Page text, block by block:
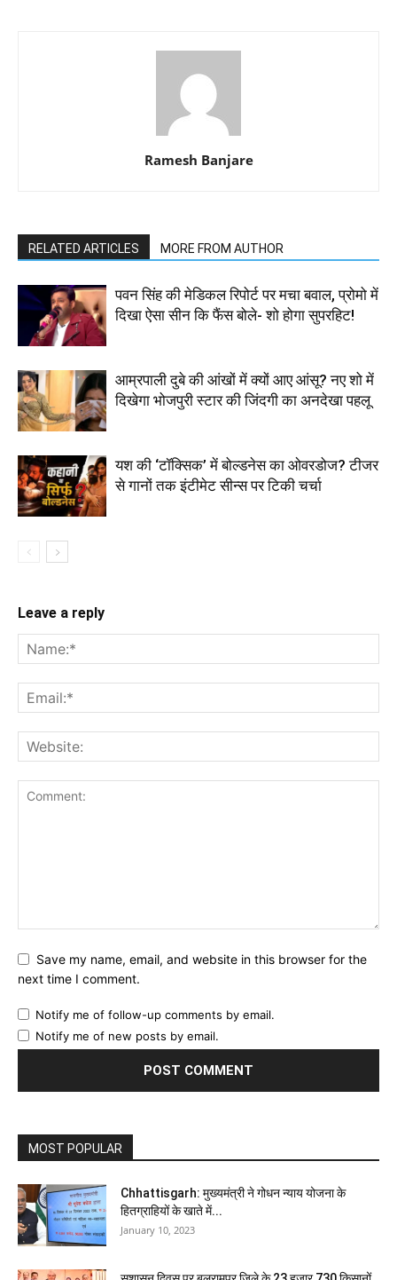
Ramesh Banjare
RELATED ARTICLES MORE FROM AUTHOR
पवन सिंह की मेडिकल रिपोर्ट पर मचा बवाल, प्रोमो में
दिखा ऐसा सीन कि फैंस बोले- शो होगा सुपरहिट!
आम्रपाली दुबे की आंखों में क्यों आए आंसू? नए शो में
दिखेगा भोजपुरी स्टार की जिंदगी का अनदेखा पहलू
यश की ‘टॉक्सिक’ में बोल्डनेस का ओवरडोज? टीजर
से गानों तक इंटीमेट सीन्स पर टिकी चर्चा
Leave a reply
Save my name, email, and website in this browser for the
next time I comment.
Notify me of follow-up comments by email.
Notify me of new posts by email.
MOST POPULAR
Chhattisgarh: मुख्यमंत्री ने गोधन न्याय योजना के
हितग्राहियों के खाते में...
January 10, 2023